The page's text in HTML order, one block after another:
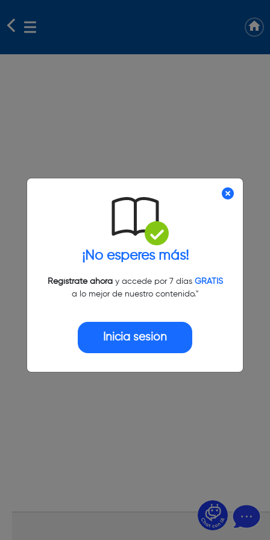
¡No esperes más!
Regístrate ahoray accede por 7 días GRATIS
a lo mejor de nuestro contenido."
Inicia sesión